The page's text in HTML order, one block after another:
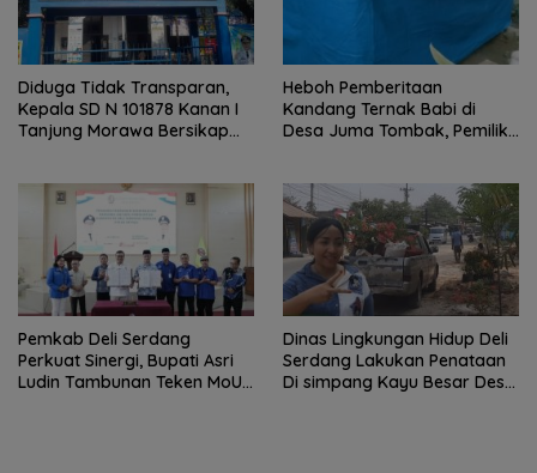
Diduga Tidak Transparan,
Kepala SD N 101878 Kanan I
Tanjung Morawa Bersikap
Heboh Pemberitaan
Kandang Ternak Babi di
Desa Juma Tombak, Pemilik
Pemkab Deli Serdang
Perkuat Sinergi, Bupati Asri
Ludin Tambunan Teken MoU
Dinas Lingkungan Hidup Deli
Serdang Lakukan Penataan
Di simpang Kayu Besar Desa